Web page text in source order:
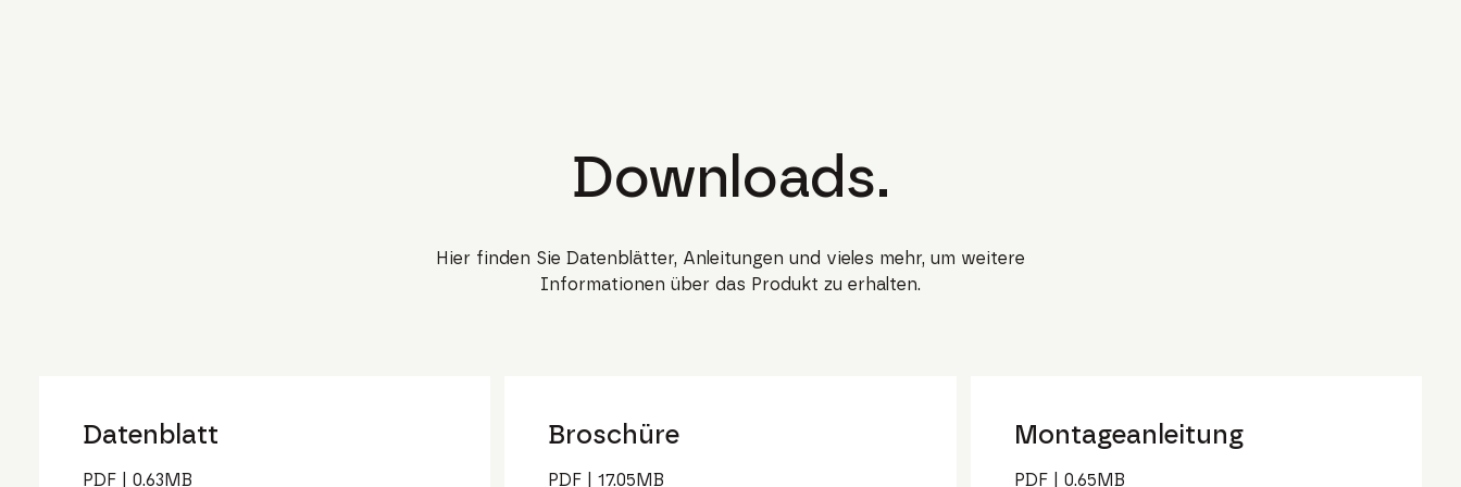
Downloads.
Hier finden Sie Datenblätter, Anleitungen und vieles mehr, um weitere
Informationen über das Produkt zu erhalten.
Datenblatt
PDF 0.63MB
Broschüre
PDF |17.05MB
Montageanleitung
PDF| 0.65MB